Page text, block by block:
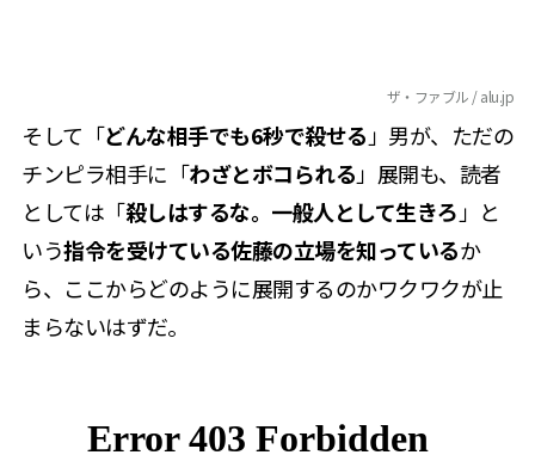
ザ・ファブル / alu.jp
そして「どんな相手でも6秒で殺せる」男が、ただの
チンピラ相手に「わざとボコられる」展開も、読者
としては「殺しはするな。一般人として生きろ」と
いう指令を受けている佐藤の立場を知っているか
ら、ここからどのように展開するのかワクワクが止
まらないはずだ。